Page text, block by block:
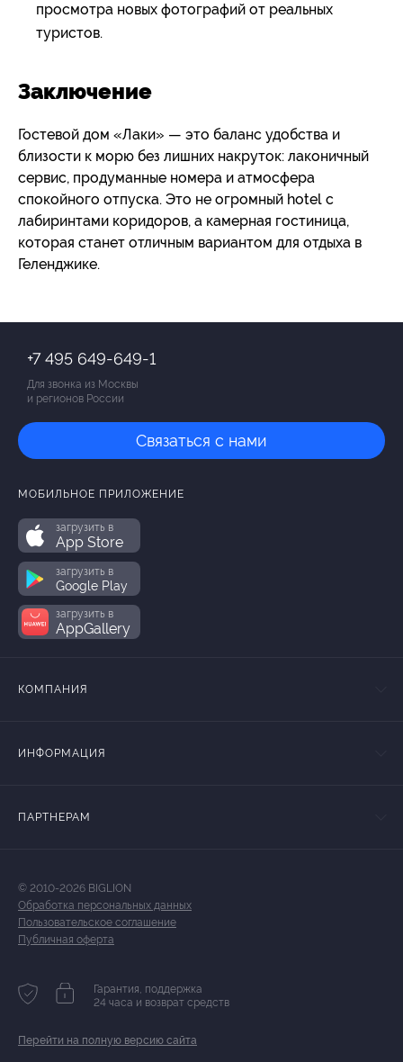
просмотра новых фотографий от реальных
туристов.
Заключение
Гостевой дом «Лаки» — это баланс удобства и
близости к морю без лишних накруток: лаконичный
сервис, продуманные номера и атмосфера
спокойного отпуска. Это не огромный hotel с
лабиринтами коридоров, а камерная гостиница,
которая станет отличным вариантом для отдыха в
Геленджике.
+7 495 649-649-1
Для звонка из Москвы
и регионов России
Связаться с нами
МОБИЛЬНОЕ ПРИЛОЖЕНИЕ
загрузить в
App Store
загрузить в
Google Play
загрузить в
AppGallery
КОМПАНИЯ
ИНФОРМАЦИЯ
ПАРТНЕРАМ
© 2010-2026 BIGLION
Обработка персональных данных
Пользовательское соглашение
Публичная оферта
Гарантия, поддержка
24 часа и возврат средств
Перейти на полную версию сайта